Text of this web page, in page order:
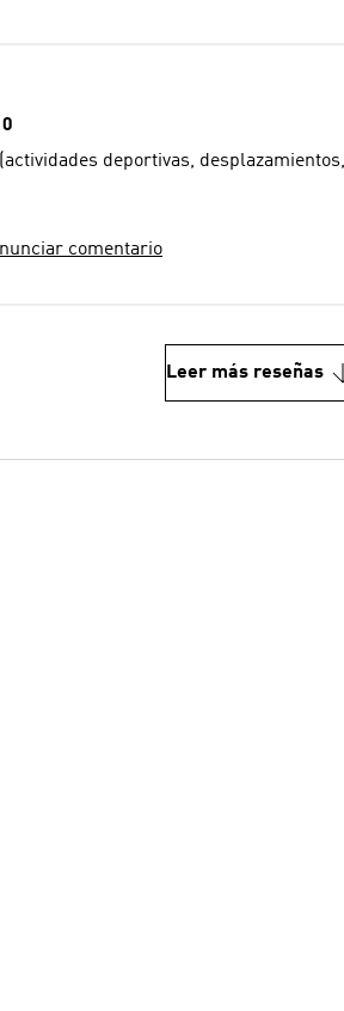
deportivas,
comentario
Leer más reseñas